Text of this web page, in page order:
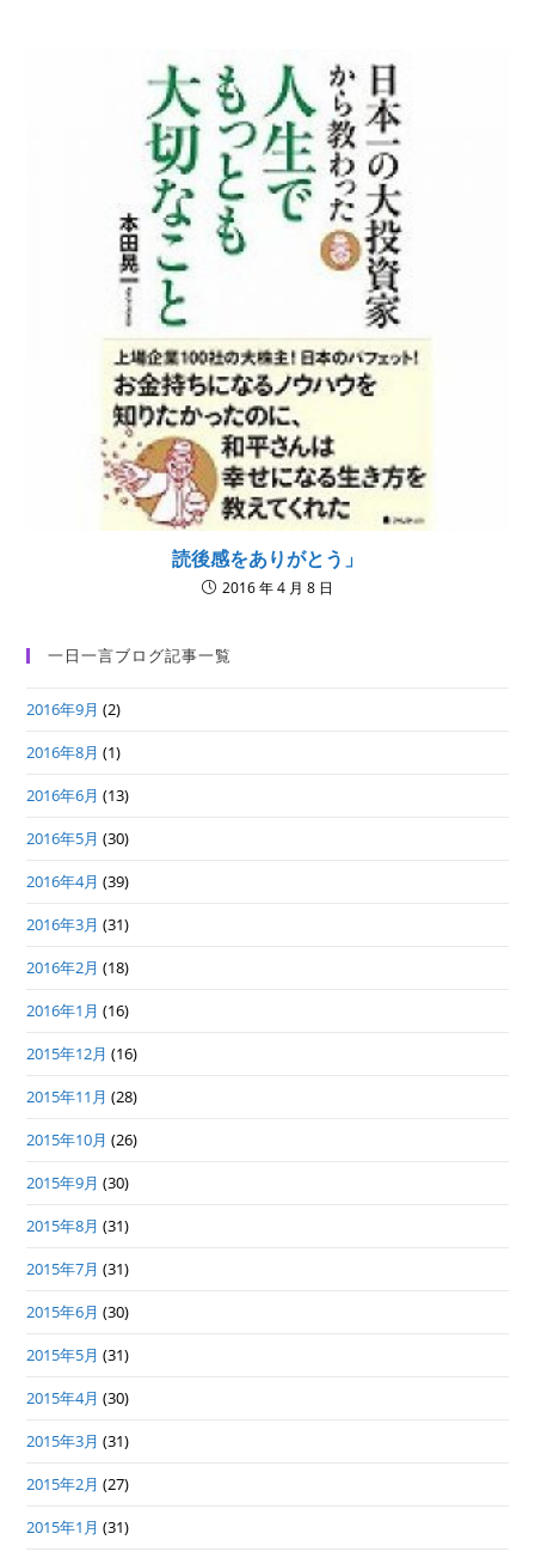
読後感をありがとう」
2016 年 4 月 8 日
一日一言ブログ記事一覧
2016年9月 (2)
2016年8月 (1)
2016年6月 (13)
2016年5月 (30)
2016年4月 (39)
2016年3月 (31)
2016年2月 (18)
2016年1月 (16)
2015年12月 (16)
2015年11月 (28)
2015年10月 (26)
2015年9月 (30)
2015年8月 (31)
2015年7月 (31)
2015年6月 (30)
2015年5月 (31)
2015年4月 (30)
2015年3月 (31)
2015年2月 (27)
2015年1月 (31)